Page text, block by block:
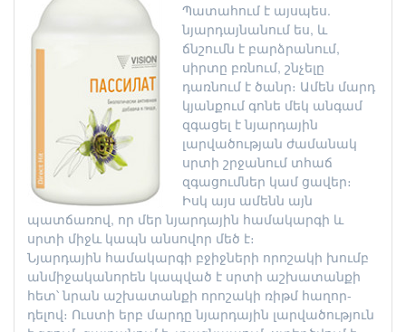
Պատահում է այսպես.
նյարդայնանում ես, և
ճնշումն է բարձրանում,
սիրտը բռնում, շնչելը
դառնում է ծանր։ Ամեն մարդ
կյանքում գոնե մեկ անգամ
զգացել է նյարդային
լարվածության ժամանակ
սրտի շրջանում տհաճ
զգացումներ կամ ցավեր։
Իսկ այս ամենն այն
պատճառով, որ մեր նյարդային համակարգի և
սրտի միջև կապն անսովոր մեծ է։
Նյարդային համակարգի բջիջների որոշակի խումբ
անմիջականորեն կապված է սրտի աշխատանքի
հետ՝ նրան աշխատանքի որոշակի ռիթմ հաղոր-
դելով։ Ուստի երբ մարդը նյարդային լարվածություն